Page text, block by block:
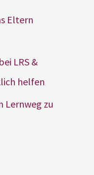
Eltern
LRS &
helfen
Lernweg zu